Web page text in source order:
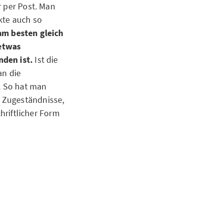
Post. Man
auch so
besten gleich
ist. Ist die
die
hat man
Form